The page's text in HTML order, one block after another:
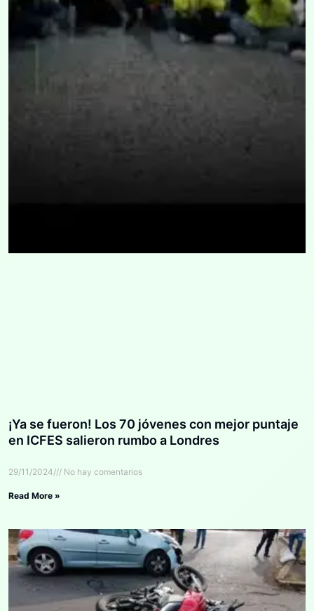
¡Ya se fueron! Los 70 jóvenes con mejor puntaje
en ICFES salieron rumbo a Londres
29/11/2024 No hay comentarios
Read More »